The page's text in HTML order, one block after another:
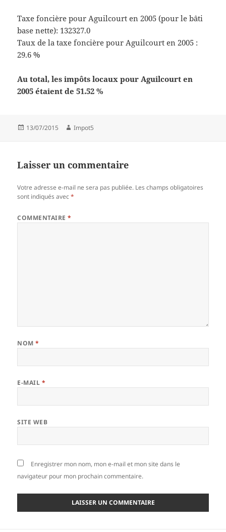
Taxe foncière pour Aguilcourt en 2005 (pour le bâti
base nette): 132327.0
Taux de la taxe foncière pour Aguilcourt en 2005 :
29.6 %
Au total, les impôts locaux pour Aguilcourt en
2005 étaient de 51.52 %
Publié
13/07/2015 Auteur
Impot5
Laisser un commentaire
Votre adresse e-mail ne sera pas publiée. Les champs obligatoires
sont indiqués avec*
COMMENTAIRE*
NOM*
E-MAIL *
SITE WEB
Enregistrer mon nom, mon e-mail et mon site dans le
navigateur pour mon prochain commentaire.